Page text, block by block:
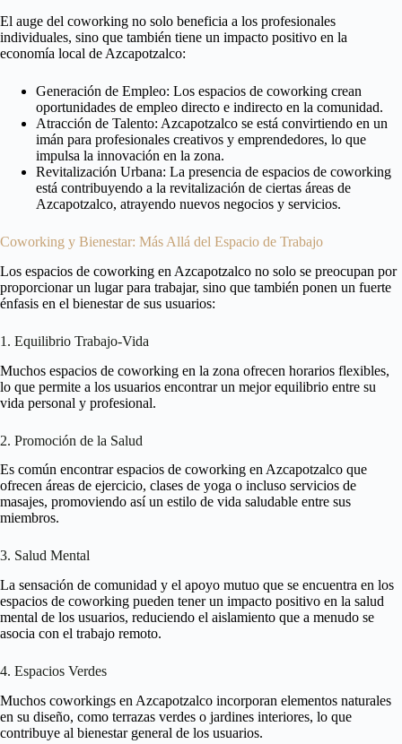
El auge del coworking no solo beneficia a los profesionales
individuales, sino que también tiene un impacto positivo en la
economía local de Azcapotzalco:
Generación de Empleo: Los espacios de coworking crean
oportunidades de empleo directo e indirecto en la comunidad.
Atracción de Talento: Azcapotzalco se está convirtiendo en un
imán para profesionales creativos y emprendedores, lo que
impulsa la innovación en la zona.
Revitalización Urbana: La presencia de espacios de coworking
está contribuyendo a la revitalización de ciertas áreas de
Azcapotzalco, atrayendo nuevos negocios y servicios.
Coworking y Bienestar: Más Allá del Espacio de Trabajo
Los espacios de coworking en Azcapotzalco no solo se preocupan por
proporcionar un lugar para trabajar, sino que también ponen un fuerte
énfasis en el bienestar de sus usuarios:
1. Equilibrio Trabajo-Vida
Muchos espacios de coworking en la zona ofrecen horarios flexibles,
lo que permite a los usuarios encontrar un mejor equilibrio entre su
vida personal y profesional.
2. Promoción de la Salud
Es común encontrar espacios de coworking en Azcapotzalco que
ofrecen áreas de ejercicio, clases de yoga o incluso servicios de
masajes, promoviendo así un estilo de vida saludable entre sus
miembros.
3. Salud Mental
La sensación de comunidad y el apoyo mutuo que se encuentra en los
espacios de coworking pueden tener un impacto positivo en la salud
mental de los usuarios, reduciendo el aislamiento que a menudo se
asocia con el trabajo remoto.
4. Espacios Verdes
Muchos coworkings en Azcapotzalco incorporan elementos naturales
en su diseño, como terrazas verdes o jardines interiores, lo que
contribuye al bienestar general de los usuarios.